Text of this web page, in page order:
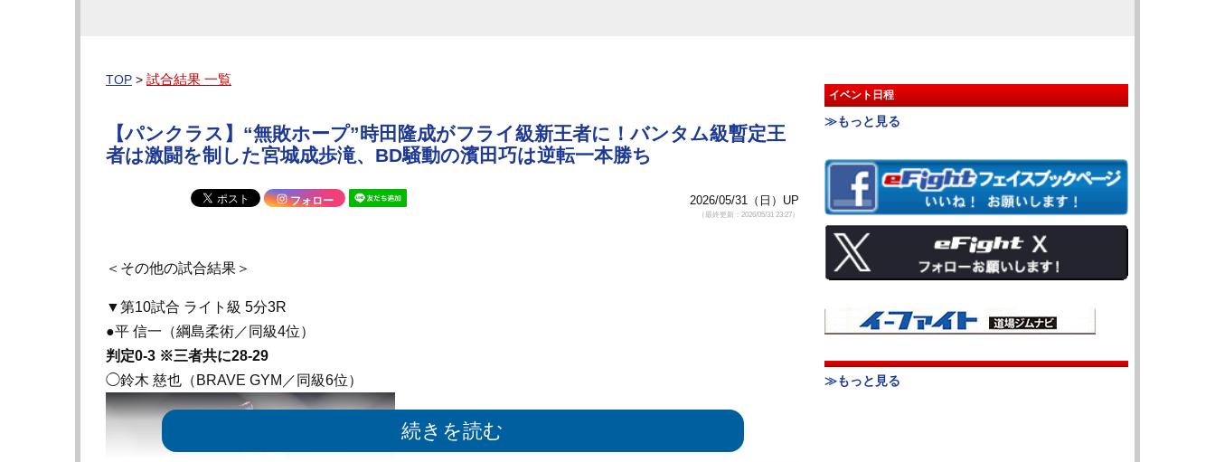
TOP > 試合結果 一覧
【パンクラス】“無敗ホープ”時田隆成がフライ級新王者に！バンタム級暫定王
者は激闘を制した宮城成歩滝、BD騒動の濱田巧は逆転一本勝ち
フォロー 2026/05/31（日）UP
（最終更新：2026/05/31 23:27）
＜その他の試合結果＞
▼第10試合 ライト級 5分3R
●平 信一（綱島柔術／同級4位）
判定0-3 ※三者共に28-29
◯鈴木 慈也（BRAVE GYM／同級6位）
イベント日程
≫もっと見る
≫もっと見る